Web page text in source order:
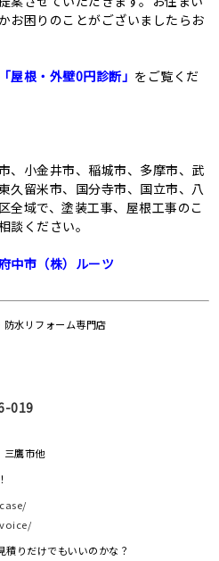
お困りのことがございましたらお
「屋根・外壁0円診断」 をご覧くだ
、小金井市、稲城市、多摩市、武
久留米市、国分寺市、国立市、八
全域で、塗装工事、屋根工事のこ
談ください。
中市（株）ルーツ
水リフォーム専門店
019
三鷹市他
りだけでもいいのかな？